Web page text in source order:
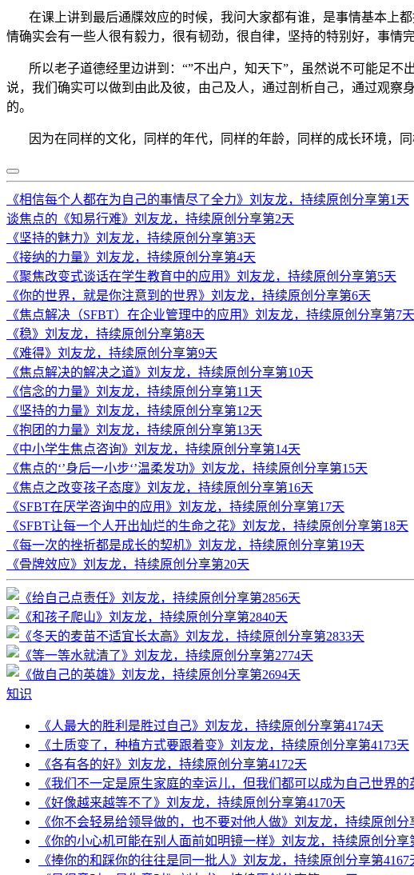
在课上讲到最后通牒效应的时候，我问大家都有谁，是事情基本上
情确实会有一些人很有毅力，很有韧劲，很自律，坚持的特别好，事情
所以老子道德经里边讲到：“”不出户，知天下”，虽然说不可能足不
说，我们确实可以做到由此及彼，由己及人，通过剖析自己，通过观
的。
因为在同样的文化，同样的年代，同样的年龄，同样的成长环境，同
《相信每个人都在为自己的事情尽了全力》刘友龙，持续原创分享第1天
谈焦点的《知易行难》刘友龙，持续原创分享第2天
《坚持的魅力》刘友龙，持续原创分享第3天
《接纳的力量》刘友龙，持续原创分享第4天
《聚焦改变式谈话在学生教育中的应用》刘友龙，持续原创分享第5天
《你的世界，就是你注意到的世界》刘友龙，持续原创分享第6天
《焦点解决（SFBT）在企业管理中的应用》刘友龙，持续原创分享第7天
《稳》刘友龙，持续原创分享第8天
《难得》刘友龙，持续原创分享第9天
《焦点解决的解决之道》刘友龙，持续原创分享第10天
《信念的力量》刘友龙，持续原创分享第11天
《坚持的力量》刘友龙，持续原创分享第12天
《抱团的力量》刘友龙，持续原创分享第13天
《中小学生焦点咨询》刘友龙，持续原创分享第14天
《焦点的‘’身后一小步‘’温柔发功》刘友龙，持续原创分享第15天
《焦点之改变孩子态度》刘友龙，持续原创分享第16天
《SFBT在厌学咨询中的应用》刘友龙，持续原创分享第17天
《SFBT让每一个人开出灿烂的生命之花》刘友龙，持续原创分享第18天
《每一次的挫折都是成长的契机》刘友龙，持续原创分享第19天
《骨牌效应》刘友龙，持续原创分享第20天
知识
《人最大的胜利是胜过自己》刘友龙，持续原创分享第4174天
《土质变了，种植方式要跟着变》刘友龙，持续原创分享第4173天
《各有各的好》刘友龙，持续原创分享第4172天
《我们不一定是原生家庭的幸运儿，但我们都可以成为自己世界
《好像越来越等不了》刘友龙，持续原创分享第4170天
《你不会轻易给领导做的，也不要对他人做》刘友龙，持续原创分
《你的小心机可能在别人面前如明镜一样》刘友龙，持续原创分享
《捧你的和踩你的往往是同一批人》刘友龙，持续原创分享第4167